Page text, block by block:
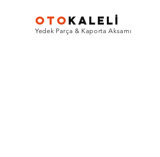
OTO KALELİ
Yedek Parça & Kaporta Aksamı